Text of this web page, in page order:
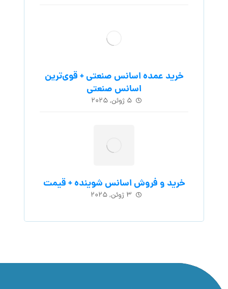
خرید عمده اسانس صنعتی + قوی‌ترین
اسانس‌ صنعتی
۵ ژوئن, ۲۰۲۵
خرید و فروش اسانس شوینده + قیمت
۳ ژوئن, ۲۰۲۵